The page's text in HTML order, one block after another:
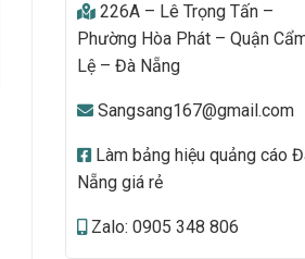
226A – Lê Trọng Tấn –
Phường Hòa Phát – Quận
Lệ – Đà Nẵng
Sangsang167@gmail.com
Làm bảng hiệu quảng cáo
Nẵng giá rẻ
Zalo: 0905 348 806